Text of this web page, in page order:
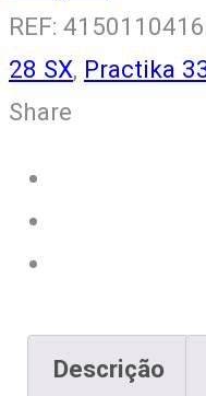
quantity
REF:
28 SX, Practika
Share
Descrição